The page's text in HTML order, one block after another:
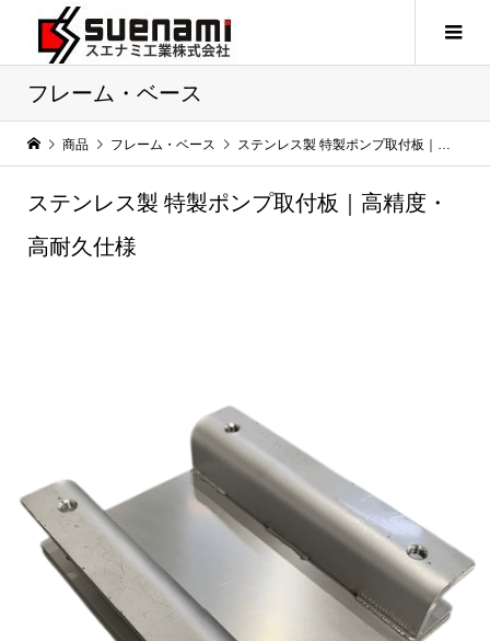
フレーム・ベース
商品 フレーム・ベース ステンレス製 特製ポンプ取付板｜高精度・高耐久仕様
ステンレス製 特製ポンプ取付板｜高精度・
高耐久仕様